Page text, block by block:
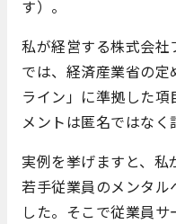
す）。
私が経営する株式会
では、経済産業省の
ライン」に準拠した
メントは匿名ではなく
実例を挙げますと、私
若手従業員のメンタル
した。そこで従業員